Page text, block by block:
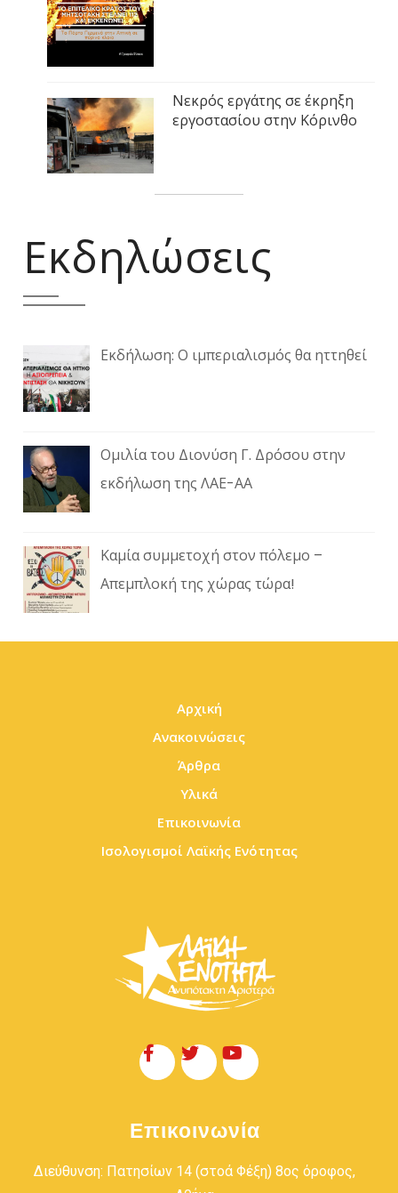
Νεκρός εργάτης σε έκρηξη
εργοστασίου στην Κόρινθο
Εκδηλώσεις
Εκδήλωση: Ο ιμπεριαλισμός θα ηττηθεί
Ομιλία του Διονύση Γ. Δρόσου στην
εκδήλωση της ΛΑΕ-ΑΑ
Καμία συμμετοχή στον πόλεμο –
Απεμπλοκή της χώρας τώρα!
Αρχική
Ανακοινώσεις
Άρθρα
Υλικά
Επικοινωνία
Ισολογισμοί Λαϊκής Ενότητας
Επικοινωνία
Διεύθυνση: Πατησίων 14 (στοά Φέξη) 8ος όροφος,